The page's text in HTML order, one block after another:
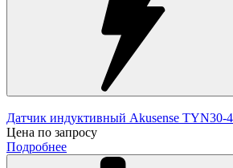
Датчик индуктивный Akusense TYN30-
Цена по запросу
Подробнее